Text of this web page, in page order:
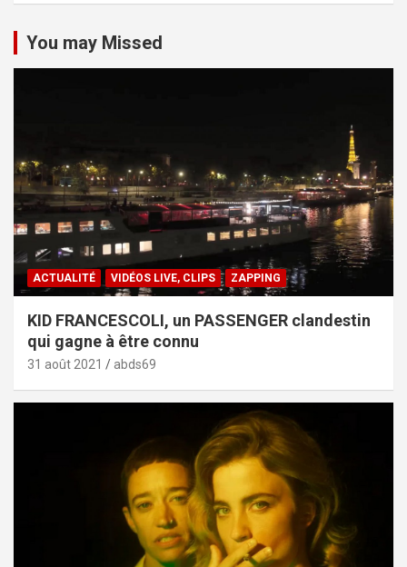
You may Missed
ACTUALITÉ VIDÉOS LIVE, CLIPS ZAPPING
KID FRANCESCOLI, un PASSENGER clandestin
qui gagne à être connu
31 août 2021 abds69